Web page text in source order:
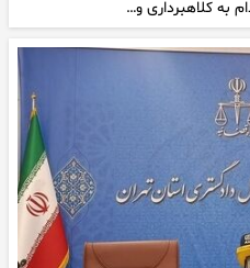
به کلاهبرداری و…